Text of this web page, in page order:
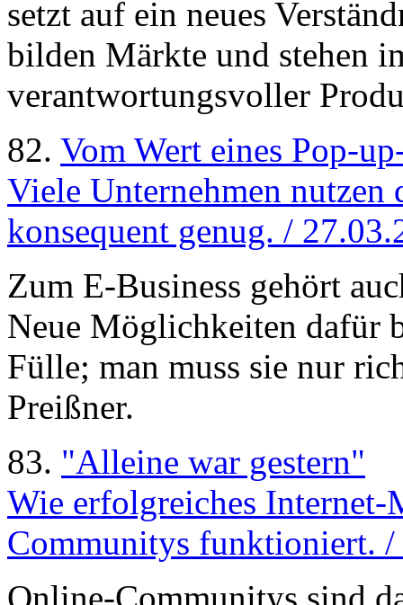
setzt auf ein neues
bilden Märkte und stehen
verantwortungsvoller
82. Vom Wert eines Pop-
Viele Unternehmen
konsequent genug. /
Zum E-Business gehört
Neue Möglichkeiten dafür
Fülle; man muss sie nur
Preißner.
83. "Alleine war gestern"
Wie erfolgreiches
Communitys funktioniert. /
Online-Communitys sind